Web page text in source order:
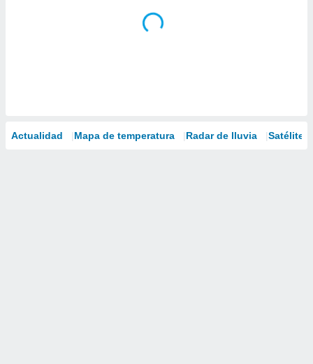
Actualidad Mapa de temperatura Radar de lluvia Satélites